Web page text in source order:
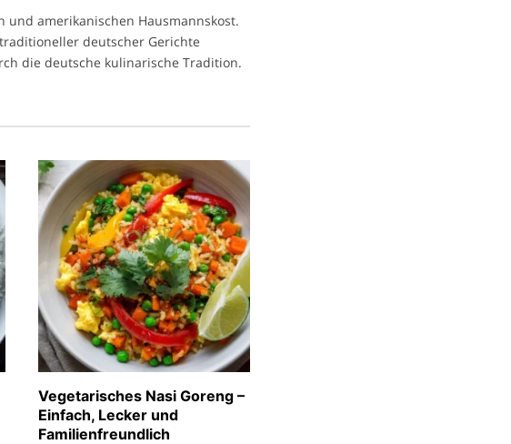
amerikanischen Hausmannskost.
deutscher Gerichte
die deutsche kulinarische Tradition.
Vegetarisches Nasi Goreng –
Einfach, Lecker und
Familienfreundlich